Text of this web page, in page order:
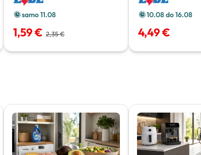
samo 11.08
1,59 € 2,35 €
10.08 do 16.08
4,49 €